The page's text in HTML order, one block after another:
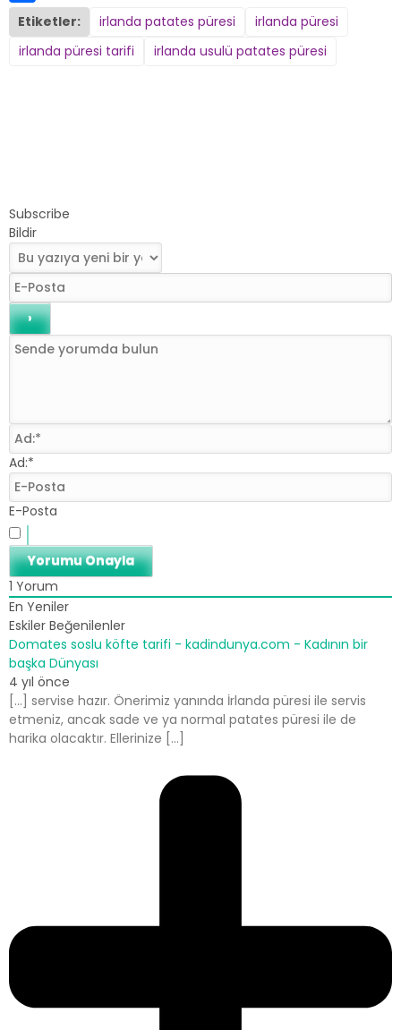
Share
Etiketler: irlanda patates püresi
irlanda püresi
irlanda püresi tarifi
irlanda usulü patates püresi
Subscribe
Bildir
Ad:*
E-Posta
1 Yorum
En Yeniler
Eskiler Beğenilenler
Domates soslu köfte tarifi - kadindunya.com - Kadının bir
başka Dünyası
4 yıl önce
[…] servise hazır. Önerimiz yanında İrlanda püresi ile servis
etmeniz, ancak sade ve ya normal patates püresi ile de
harika olacaktır. Ellerinize […]